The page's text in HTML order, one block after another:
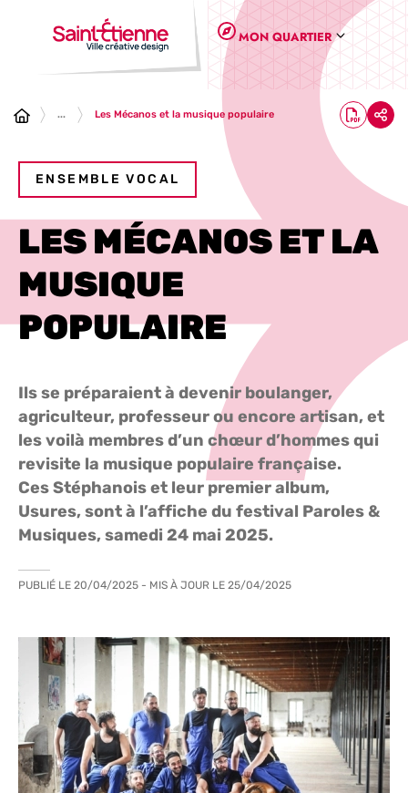
Panneau de gestion des cookies
MON QUARTIER
... Les Mécanos et la musique populaire
ENSEMBLE VOCAL
LES MÉCANOS ET LA
MUSIQUE
POPULAIRE
Ils se préparaient à devenir boulanger,
agriculteur, professeur ou encore artisan, et
les voilà membres d’un chœur d’hommes qui
revisite la musique populaire française.
Ces Stéphanois et leur premier album,
Usures, sont à l’affiche du festival Paroles &
Musiques, samedi 24 mai 2025.
PUBLIÉ LE 20/04/2025 - MIS À JOUR LE 25/04/2025